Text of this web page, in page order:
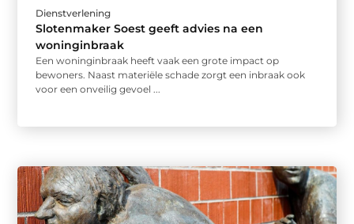
Dienstverlening
Slotenmaker Soest geeft advies na een
woninginbraak
Een woninginbraak heeft vaak een grote impact op
bewoners. Naast materiële schade zorgt een inbraak ook
voor een onveilig gevoel ...